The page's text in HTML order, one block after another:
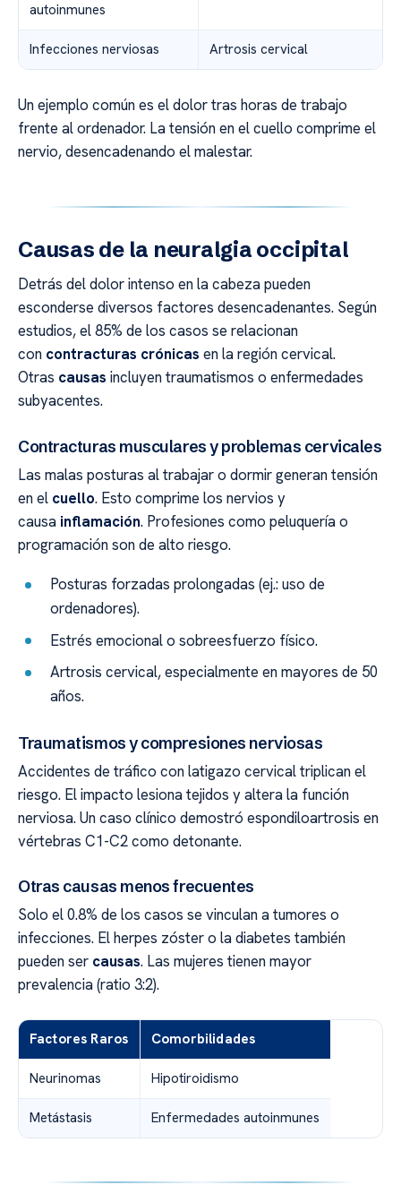
autoinmunes
Infecciones nerviosas Artrosis cervical
Un ejemplo común es el dolor tras horas de trabajo
frente al ordenador. La tensión en el cuello comprime el
nervio, desencadenando el malestar.
Causas de la neuralgia occipital
Detrás del dolor intenso en la cabeza pueden
esconderse diversos factores desencadenantes. Según
estudios, el 85% de los casos se relacionan
con contracturas crónicas en la región cervical.
Otras causas incluyen traumatismos o enfermedades
subyacentes.
Contracturas musculares y problemas cervicales
Las malas posturas al trabajar o dormir generan tensión
en el cuello. Esto comprime los nervios y
causa inflamación. Profesiones como peluquería o
programación son de alto riesgo.
Posturas forzadas prolongadas (ej.: uso de
ordenadores).
Estrés emocional o sobreesfuerzo físico.
Artrosis cervical, especialmente en mayores de 50
años.
Traumatismos y compresiones nerviosas
Accidentes de tráfico con latigazo cervical triplican el
riesgo. El impacto lesiona tejidos y altera la función
nerviosa. Un caso clínico demostró espondiloartrosis en
vértebras C1-C2 como detonante.
Otras causas menos frecuentes
Solo el 0.8% de los casos se vinculan a tumores o
infecciones. El herpes zóster o la diabetes también
pueden ser causas. Las mujeres tienen mayor
prevalencia (ratio 3:2).
Factores Raros Comorbilidades
Neurinomas Hipotiroidismo
Metástasis Enfermedades autoinmunes